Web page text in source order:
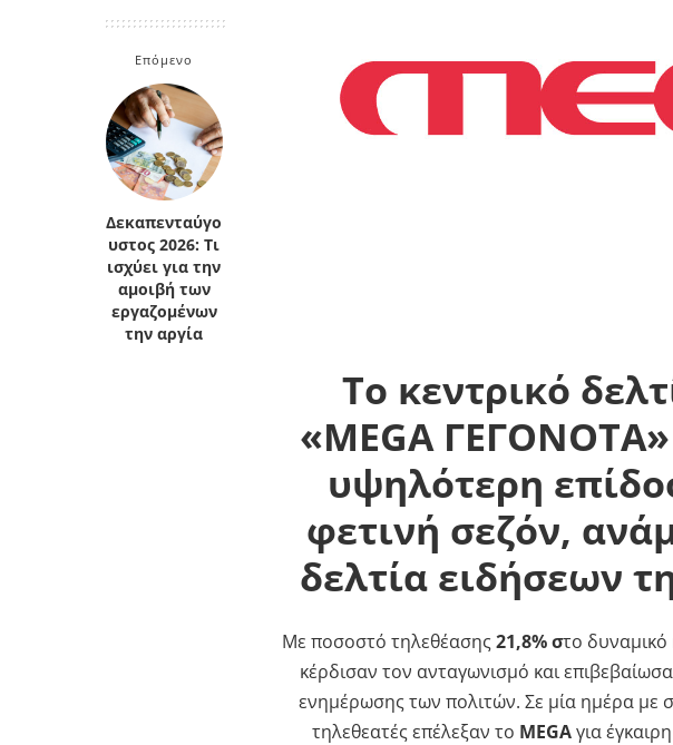
Κρήτη
Κυκλάδες
Πελοπόννησος
Πελοπόννησος
Επόμενο
Δεκαπενταύγο
υστος 2026: Τι
ισχύει για την
αμοιβή των
εργαζομένων
την αργία
Το κεντρικό
«MEGA
υψηλότερη
φετινή σεζόν,
δελτία ειδήσεων
Με ποσοστό τηλεθέασης 21,8% στο δυναμικό
κέρδισαν τον ανταγωνισμό και
ενημέρωσης των πολιτών. Σε μία ημέρα με
τηλεθεατές επέλεξαν το MEGAγια